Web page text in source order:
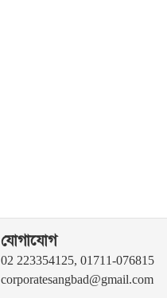
যোগাযোগ
02 223354125, 01711-076815
corporatesangbad@gmail.com